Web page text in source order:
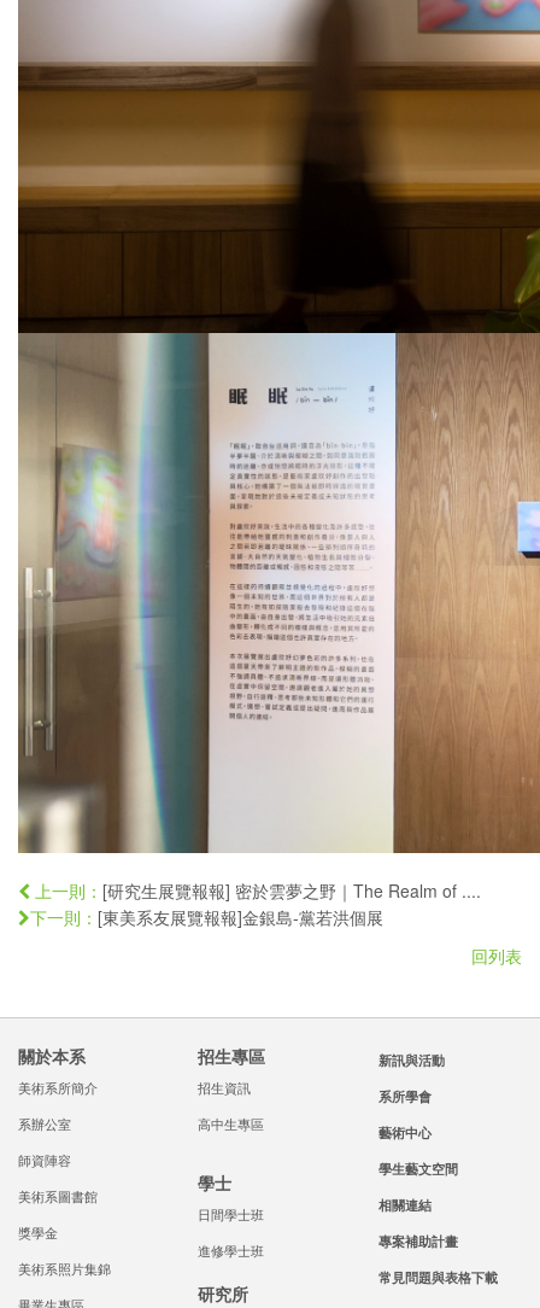
上一則： [研究生展覽報報] 密於雲夢之野｜The Realm of ....
下一則： [東美系友展覽報報]金銀島-黨若洪個展
回列表
關於本系
美術系所簡介
系辦公室
師資陣容
美術系圖書館
獎學金
美術系照片集錦
招生專區
招生資訊
高中生專區
學士
日間學士班
進修學士班
研究所
新訊與活動
系所學會
藝術中心
學生藝文空間
相關連結
專案補助計畫
常見問題與表格下載